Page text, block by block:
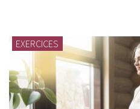
EXERCICES